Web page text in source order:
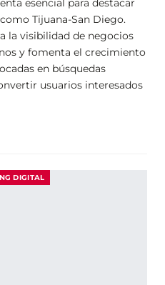
esencial para destacar
Tijuana-San Diego.
la visibilidad de negocios
y fomenta el crecimiento
en búsquedas
usuarios interesados
DIGITAL